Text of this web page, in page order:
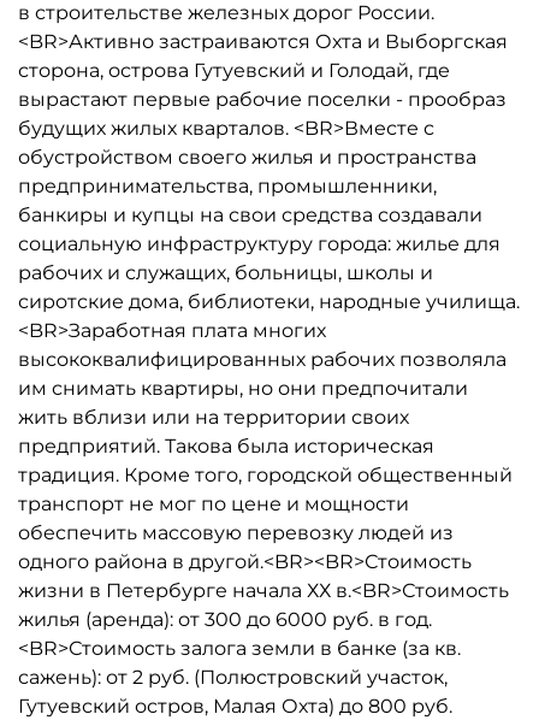
в строительстве железных дорог России.
<BR>Активно застраиваются Охта и Выборгская
сторона, острова Гутуевский и Голодай, где
вырастают первые рабочие поселки - прообраз
будущих жилых кварталов. <BR>Вместе с
обустройством своего жилья и пространства
предпринимательства, промышленники,
банкиры и купцы на свои средства создавали
социальную инфраструктуру города: жилье для
рабочих и служащих, больницы, школы и
сиротские дома, библиотеки, народные училища.
<BR>Заработная плата многих
высококвалифицированных рабочих позволяла
им снимать квартиры, но они предпочитали
жить вблизи или на территории своих
предприятий. Такова была историческая
традиция. Кроме того, городской общественный
транспорт не мог по цене и мощности
обеспечить массовую перевозку людей из
одного района в другой.<BR><BR>Стоимость
жизни в Петербурге начала ХХ в.<BR>Стоимость
жилья (аренда): от 300 до 6000 руб. в год.
<BR>Стоимость залога земли в банке (за кв.
сажень): от 2 руб. (Полюстровский участок,
Гутуевский остров, Малая Охта) до 800 руб.